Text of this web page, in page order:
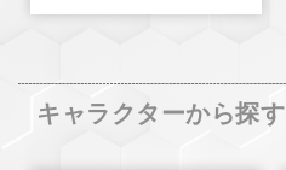
キャラクターから探す